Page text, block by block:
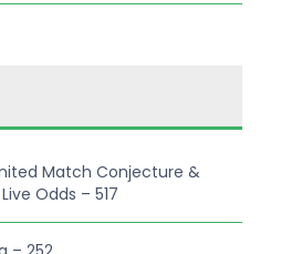
Match Conjecture &
Odds – 517